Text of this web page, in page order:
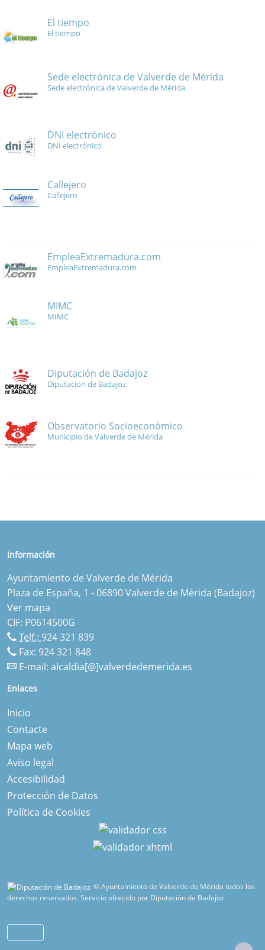
El tiempo
El tiempo
Sede electrónica de Valverde de Mérida
Sede electrónica de Valverde de Mérida
DNI electrónico
DNI electrónico
Callejero
Callejero
EmpleaExtremadura.com
EmpleaExtremadura.com
MIMC
MIMC
Diputación de Badajoz
Diputación de Badajoz
Observatorio Socioeconómico
Municipio de Valverde de Mérida
Información
Ayuntamiento de Valverde de Mérida
Plaza de España, 1 - 06890 Valverde de Mérida (Badajoz)
Ver mapa
CIF: P0614500G
Telf.: 924 321 839
Fax: 924 321 848
E-mail: alcaldia[@]valverdedemerida.es
Enlaces
Inicio
Contacte
Mapa web
Aviso legal
Accesibilidad
Protección de Datos
Política de Cookies
© Ayuntamiento de Valverde de Mérida todos los
derechos reservados.Servicio ofrecido por Diputación de Badajoz